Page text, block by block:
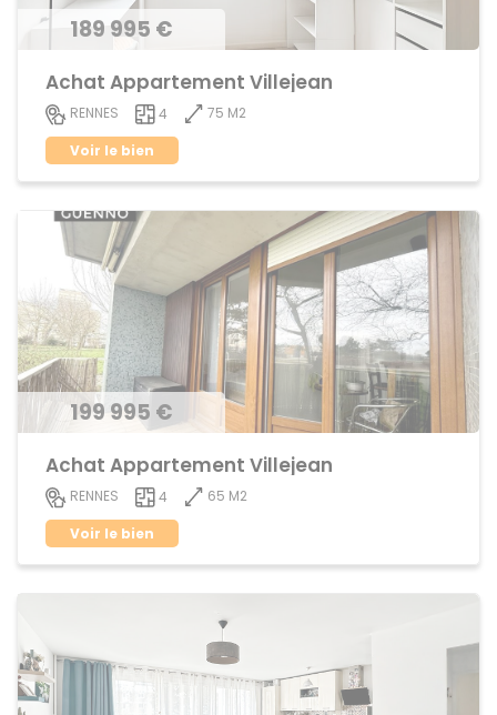
189 995 €
Achat Appartement Villejean
RENNES 4
75 M2
Voir le bien
199 995 €
Achat Appartement Villejean
RENNES 4
65 M2
Voir le bien